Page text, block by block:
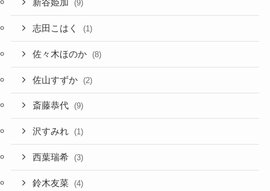
新谷姫加 (9)
志田こはく (1)
佐々木ほのか (8)
佐山すずか (2)
斎藤恭代 (9)
沢すみれ (1)
西葉瑞希 (3)
鈴木友菜 (4)